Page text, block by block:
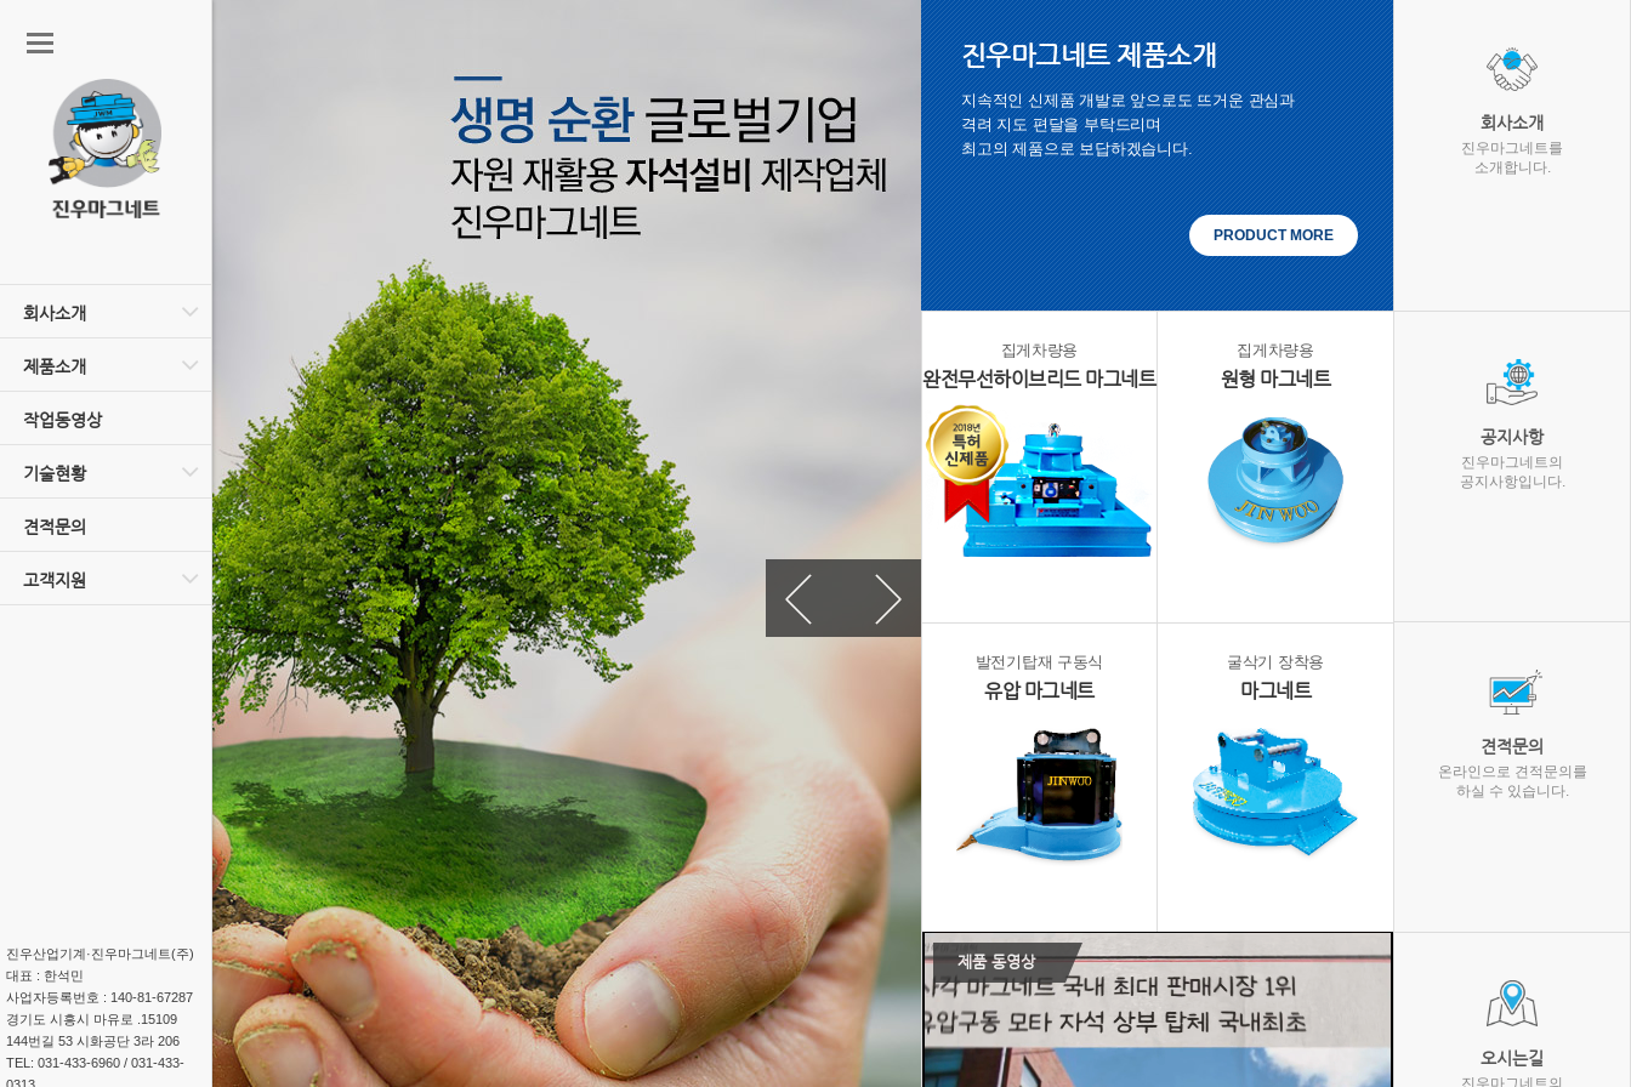
회사소개
제품소개
작업동영상
기술현황
견적문의
고객지원
(주)진우산업기계·진우마그네트
대표 : 한석민
사업자등록번호 : 140-81-67287
15109. 경기도 시흥시 마유로
144번길 53 시화공단 3라 206
TEL: 031-433-6960 / 031-433-
진우마그네트 제품소개
지속적인 신제품 개발로 앞으로도 뜨거운 관심과
격려 지도 편달을 부탁드리며
최고의 제품으로 보답하겠습니다.
PRODUCT MORE
집게차량용
완전무선하이브리드 마그네트
집게차량용
원형 마그네트
발전기탑재 구동식
유압 마그네트
굴삭기 장착용
마그네트
제품 동영상
회사소개
진우마그네트를
소개합니다.
공지사항
진우마그네트의
공지사항입니다.
견적문의
온라인으로 견적문의를
하실 수 있습니다.
오시는길
진우마그네트의